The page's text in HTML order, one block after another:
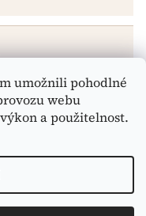
umožnili pohodlné
webu
a použitelnost.
odběr Praha
. Všechna práva